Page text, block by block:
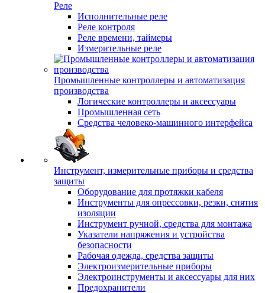
Реле
Исполнительные реле
Реле контроля
Реле времени, таймеры
Измерительные реле
Промышленные контроллеры и автоматизация
производства
Логические контроллеры и аксессуары
Промышленная сеть
Средства человеко-машинного интерфейса
Инструмент, измерительные приборы и средства
защиты
Оборудование для протяжки кабеля
Инструменты для опрессовки, резки, снятия
изоляции
Инструмент ручной, средства для монтажа
Указатели напряжения и устройства
безопасности
Рабочая одежда, средства защиты
Электроизмерительные приборы
Электроинструменты и аксессуары для них
Предохранители